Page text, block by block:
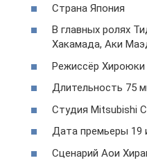
Страна Япония
В главных ролях
Хакамада, Аки
Режиссёр
Длительность 75
Студия Mitsubishi
Дата премьеры 19
Сценарий Аои